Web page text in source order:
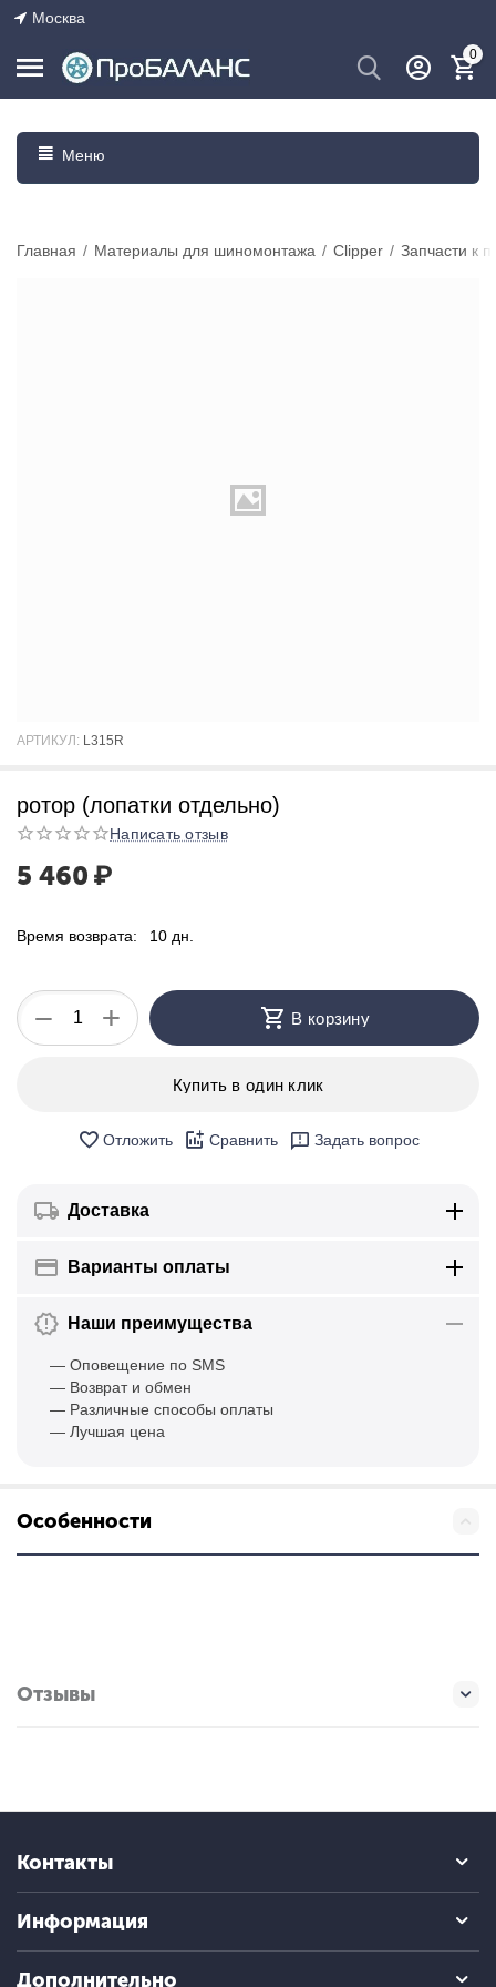
Москва
0
Меню
Главная / Материалы для шиномонтажа / Сlipper / Запчасти к
АРТИКУЛ: L315R
ротор (лопатки отдельно)
Написать отзыв
5 460 ₽
Время возврата: 10 дн.
+
− В корзину
Купить в один клик
Отложить Сравнить Задать вопрос
Доставка
Варианты оплаты
Наши преимущества
— Оповещение по SMS
— Возврат и обмен
— Различные способы оплаты
— Лучшая цена
Особенности
Отзывы
Контакты
Информация
Дополнительно